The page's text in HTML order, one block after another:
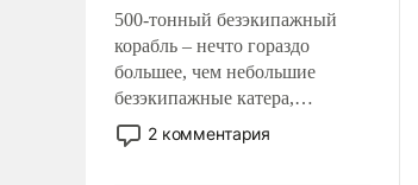
500-тонный безэкипажный
корабль – нечто гораздо
большее, чем небольшие
безэкипажные катера,
применение которых уже
стало обыденностью. Задача по
2 комментария